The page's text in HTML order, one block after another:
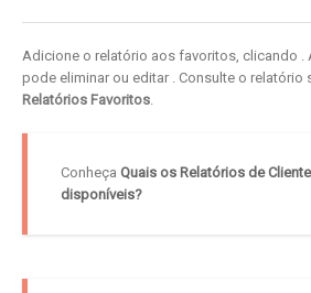
Adicione o relatório aos favoritos, clicando .
pode eliminar ou editar . Consulte o relatório
Relatórios Favoritos.
Conheça Quais os Relatórios de
disponíveis?